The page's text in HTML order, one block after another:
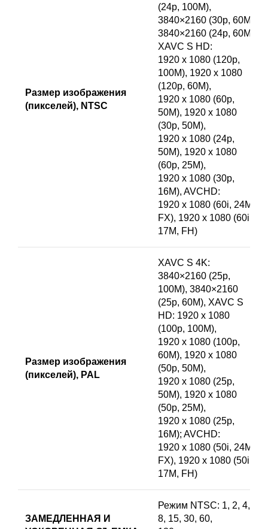
Размер изображения
(пикселей), NTSC
(24p, 100M),
3840×2160 (30p, 60M),
3840×2160 (24p, 60M),
XAVC S HD:
1920 x 1080 (120p,
100M), 1920 x 1080
(120p, 60M),
1920 x 1080 (60p,
50M), 1920 x 1080
(30p, 50M),
1920 x 1080 (24p,
50M), 1920 x 1080
(60p, 25M),
1920 x 1080 (30p,
16M), AVCHD:
1920 x 1080 (60i, 24M,
FX), 1920 x 1080 (60i,
17M, FH)
Размер изображения
(пикселей), PAL
XAVC S 4K:
3840×2160 (25p,
100M), 3840×2160
(25p, 60M), XAVC S
HD: 1920 x 1080
(100p, 100M),
1920 x 1080 (100p,
60M), 1920 x 1080
(50p, 50M),
1920 x 1080 (25p,
50M), 1920 x 1080
(50p, 25M),
1920 x 1080 (25p,
16M); AVCHD:
1920 x 1080 (50i, 24M,
FX), 1920 x 1080 (50i,
17M, FH)
ЗАМЕДЛЕННАЯ И
Режим NTSC: 1, 2, 4,
8, 15, 30, 60,